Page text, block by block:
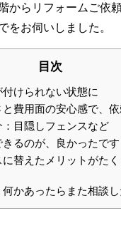
からリフォームご依
をお伺いしました。
目次
けられない状態に
費用面の安心感で、依
：目隠しフェンスなど
きるのが、良かったです
に替えたメリットがた
何かあったらまた相談